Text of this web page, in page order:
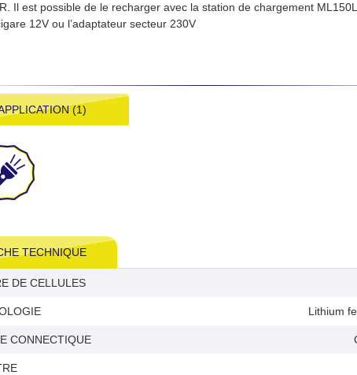
Il est possible de le recharger avec la station de chargement
12V ou l’adaptateur secteur 230V
(1)
TECHNIQUE
DE CELLULES
Lithium
CONNECTIQUE